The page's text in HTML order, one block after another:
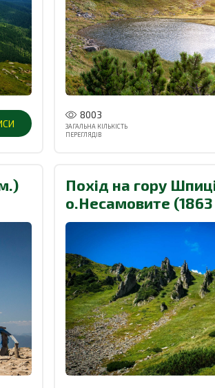
8003
ЗАГАЛЬНА КІЛЬКІСТЬ
ПЕРЕГЛЯДІВ
Похід на гору
о.Несамовите